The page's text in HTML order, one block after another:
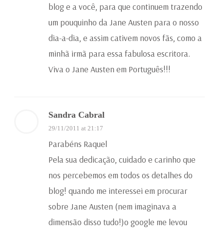
blog e a você, para que continuem trazendo
um pouquinho da Jane Austen para o nosso
dia-a-dia, e assim cativem novos fãs, como a
minhã irmã para essa fabulosa escritora.
Viva o Jane Austen em Português!!!
Sandra Cabral
29/11/2011 at 21:17
Parabéns Raquel
Pela sua dedicação, cuidado e carinho que
nos percebemos em todos os detalhes do
blog! quando me interessei em procurar
sobre Jane Austen (nem imaginava a
dimensão disso tudo!)o google me levou